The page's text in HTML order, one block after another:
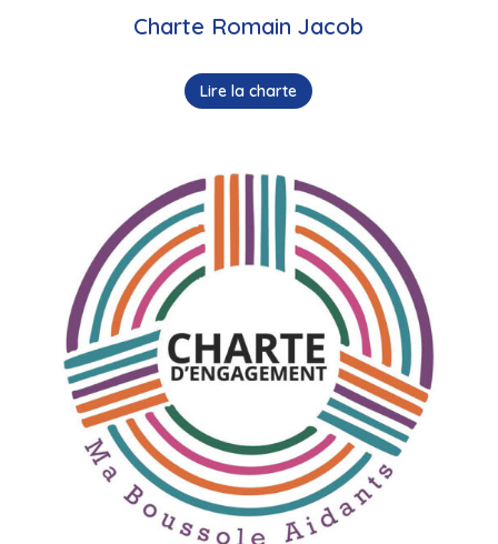
Charte Romain Jacob
Lire la charte